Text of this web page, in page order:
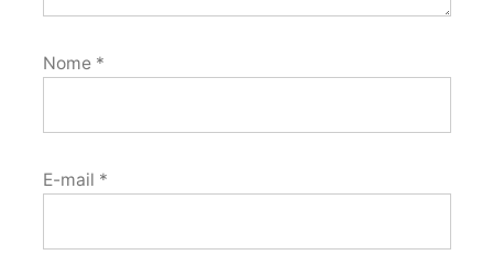
Nome *
E-mail *